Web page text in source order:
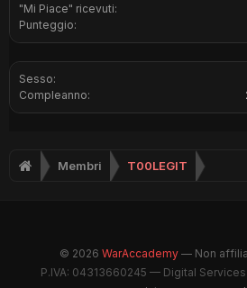
"Mi Piace" ricevuti:
Punteggio:
Sesso:
Compleanno:
Membri T00LEGIT
© 2026 WarAccademy — Non
P.IVA: 04313660245 — Digital